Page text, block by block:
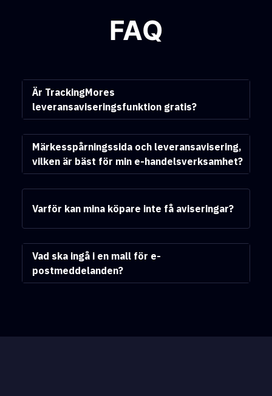
FAQ
Är TrackingMores
leveransaviseringsfunktion gratis?
Märkesspårningssida och leveransavisering,
vilken är bäst för min e-handelsverksamhet?
Varför kan mina köpare inte få aviseringar?
Vad ska ingå i en mall för e-
postmeddelanden?